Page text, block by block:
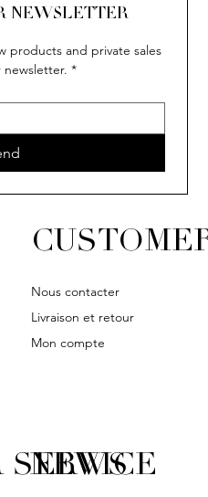
NEWSLETTER
products and private sales
newsletter. *
Nous contacter
Livraison et retour
Mon compte
NEWS
SERVICE